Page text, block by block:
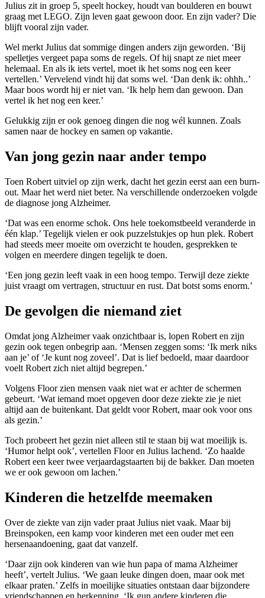
Julius zit in groep 5, speelt hockey, houdt van boulderen en bouwt
graag met LEGO. Zijn leven gaat gewoon door. En zijn vader? Die
blijft vooral zijn vader.
Wel merkt Julius dat sommige dingen anders zijn geworden. ‘Bij
spelletjes vergeet papa soms de regels. Of hij snapt ze niet meer
helemaal. En als ik iets vertel, moet ik het soms nog een keer
vertellen.’ Vervelend vindt hij dat soms wel. ‘Dan denk ik: ohhh..’
Maar boos wordt hij er niet van. ‘Ik help hem dan gewoon. Dan
vertel ik het nog een keer.’
Gelukkig zijn er ook genoeg dingen die nog wél kunnen. Zoals
samen naar de hockey en samen op vakantie.
Van jong gezin naar ander tempo
Toen Robert uitviel op zijn werk, dacht het gezin eerst aan een burn-
out. Maar het werd niet beter. Na verschillende onderzoeken volgde
de diagnose jong Alzheimer.
‘Dat was een enorme schok. Ons hele toekomstbeeld veranderde in
één klap.’ Tegelijk vielen er ook puzzelstukjes op hun plek. Robert
had steeds meer moeite om overzicht te houden, gesprekken te
volgen en meerdere dingen tegelijk te doen.
‘Een jong gezin leeft vaak in een hoog tempo. Terwijl deze ziekte
juist vraagt om vertragen, structuur en rust. Dat botst soms enorm.’
De gevolgen die niemand ziet
Omdat jong Alzheimer vaak onzichtbaar is, lopen Robert en zijn
gezin ook tegen onbegrip aan. ‘Mensen zeggen soms: ‘Ik merk niks
aan je’ of ‘Je kunt nog zoveel’. Dat is lief bedoeld, maar daardoor
voelt Robert zich niet altijd begrepen.’
Volgens Floor zien mensen vaak niet wat er achter de schermen
gebeurt. ‘Wat iemand moet opgeven door deze ziekte zie je niet
altijd aan de buitenkant. Dat geldt voor Robert, maar ook voor ons
als gezin.’
Toch probeert het gezin niet alleen stil te staan bij wat moeilijk is.
‘Humor helpt ook’, vertellen Floor en Julius lachend. ‘Zo haalde
Robert een keer twee verjaardagstaarten bij de bakker. Dan moeten
we er ook gewoon om lachen.’
Kinderen die hetzelfde meemaken
Over de ziekte van zijn vader praat Julius niet vaak. Maar bij
Breinspoken, een kamp voor kinderen met een ouder met een
hersenaandoening, gaat dat vanzelf.
‘Daar zijn ook kinderen van wie hun papa of mama Alzheimer
heeft’, vertelt Julius. ‘We gaan leuke dingen doen, maar ook met
elkaar praten.’ Zelfs in moeilijke situaties ontstaan daar bijzondere
vriendschappen en herkenning. ‘Ik gun andere kinderen die